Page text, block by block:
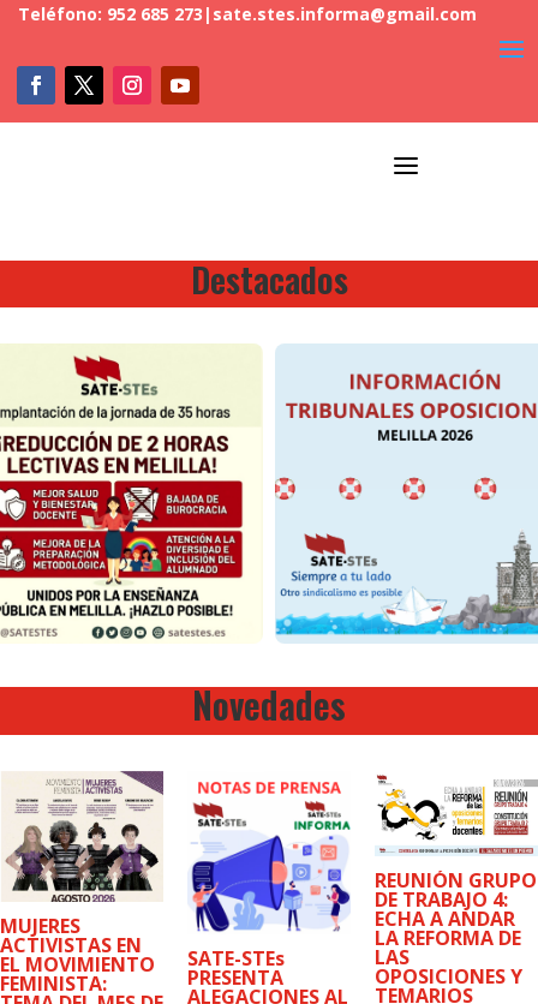
Teléfono: 952 685 273 | sate.stes.informa@gmail.com
a
Destacados
Novedades
MUJERES
ACTIVISTAS EN
EL MOVIMIENTO
FEMINISTA:
SATE-STEs
PRESENTA
ALEGACIONES AL
REUNIÓN GRUPO
DE TRABAJO 4:
ECHA A ANDAR
LA REFORMA DE
LAS
OPOSICIONES Y
TEMARIOS